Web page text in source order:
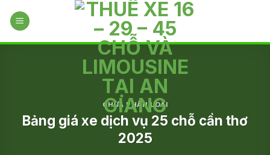
CHƯA PHÂN LOẠI
Bảng giá xe dịch vụ 25 chỗ cần thơ
2025